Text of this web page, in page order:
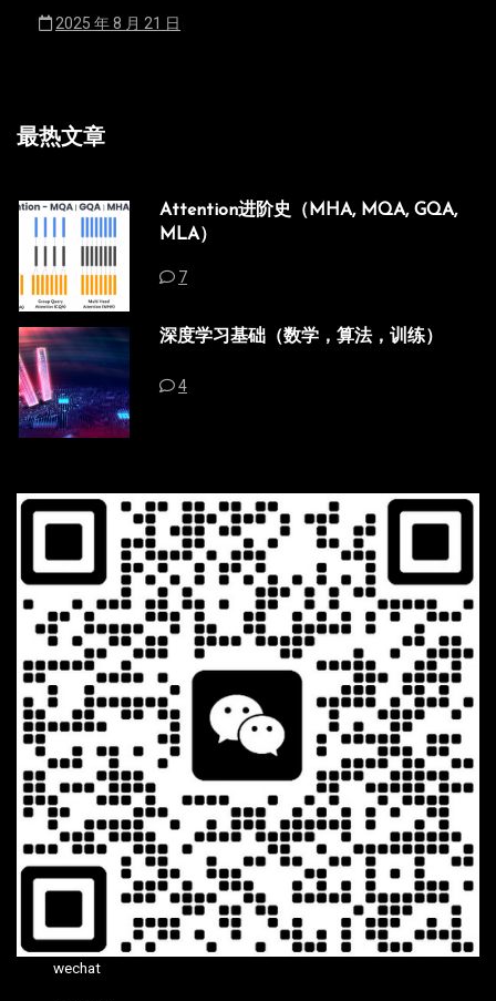
2025 年 8 月 21 日
最热文章
Attention进阶史（MHA, MQA, GQA,
MLA）
7
深度学习基础（数学，算法，训练）
4
wechat